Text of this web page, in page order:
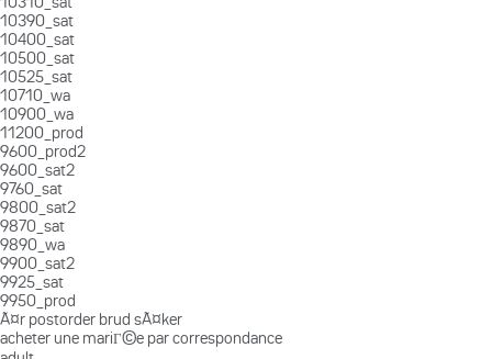
10390_sat
10400_sat
10500_sat
10525_sat
10710_wa
10900_wa
11200_prod
9600_prod2
9600_sat2
9760_sat
9800_sat2
9870_sat
9890_wa
9900_sat2
9925_sat
9950_prod
Ã¤r postorder brud sÃ¤ker
acheter une mariГ©e par correspondance